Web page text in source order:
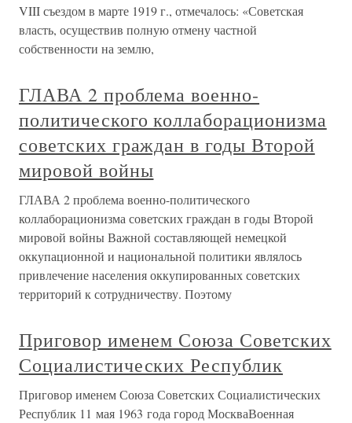
VIII съездом в марте 1919 г., отмечалось: «Советская
власть, осуществив полную отмену частной
собственности на землю,
ГЛАВА 2 проблема военно-
политического коллаборационизма
советских граждан в годы Второй
мировой войны
ГЛАВА 2 проблема военно-политического
коллаборационизма советских граждан в годы Второй
мировой войны Важной составляющей немецкой
оккупационной и национальной политики являлось
привлечение населения оккупированных советских
территорий к сотрудничеству. Поэтому
Приговор именем Союза Советских
Социалистических Республик
Приговор именем Союза Советских Социалистических
Республик 11 мая 1963 года город МоскваВоенная